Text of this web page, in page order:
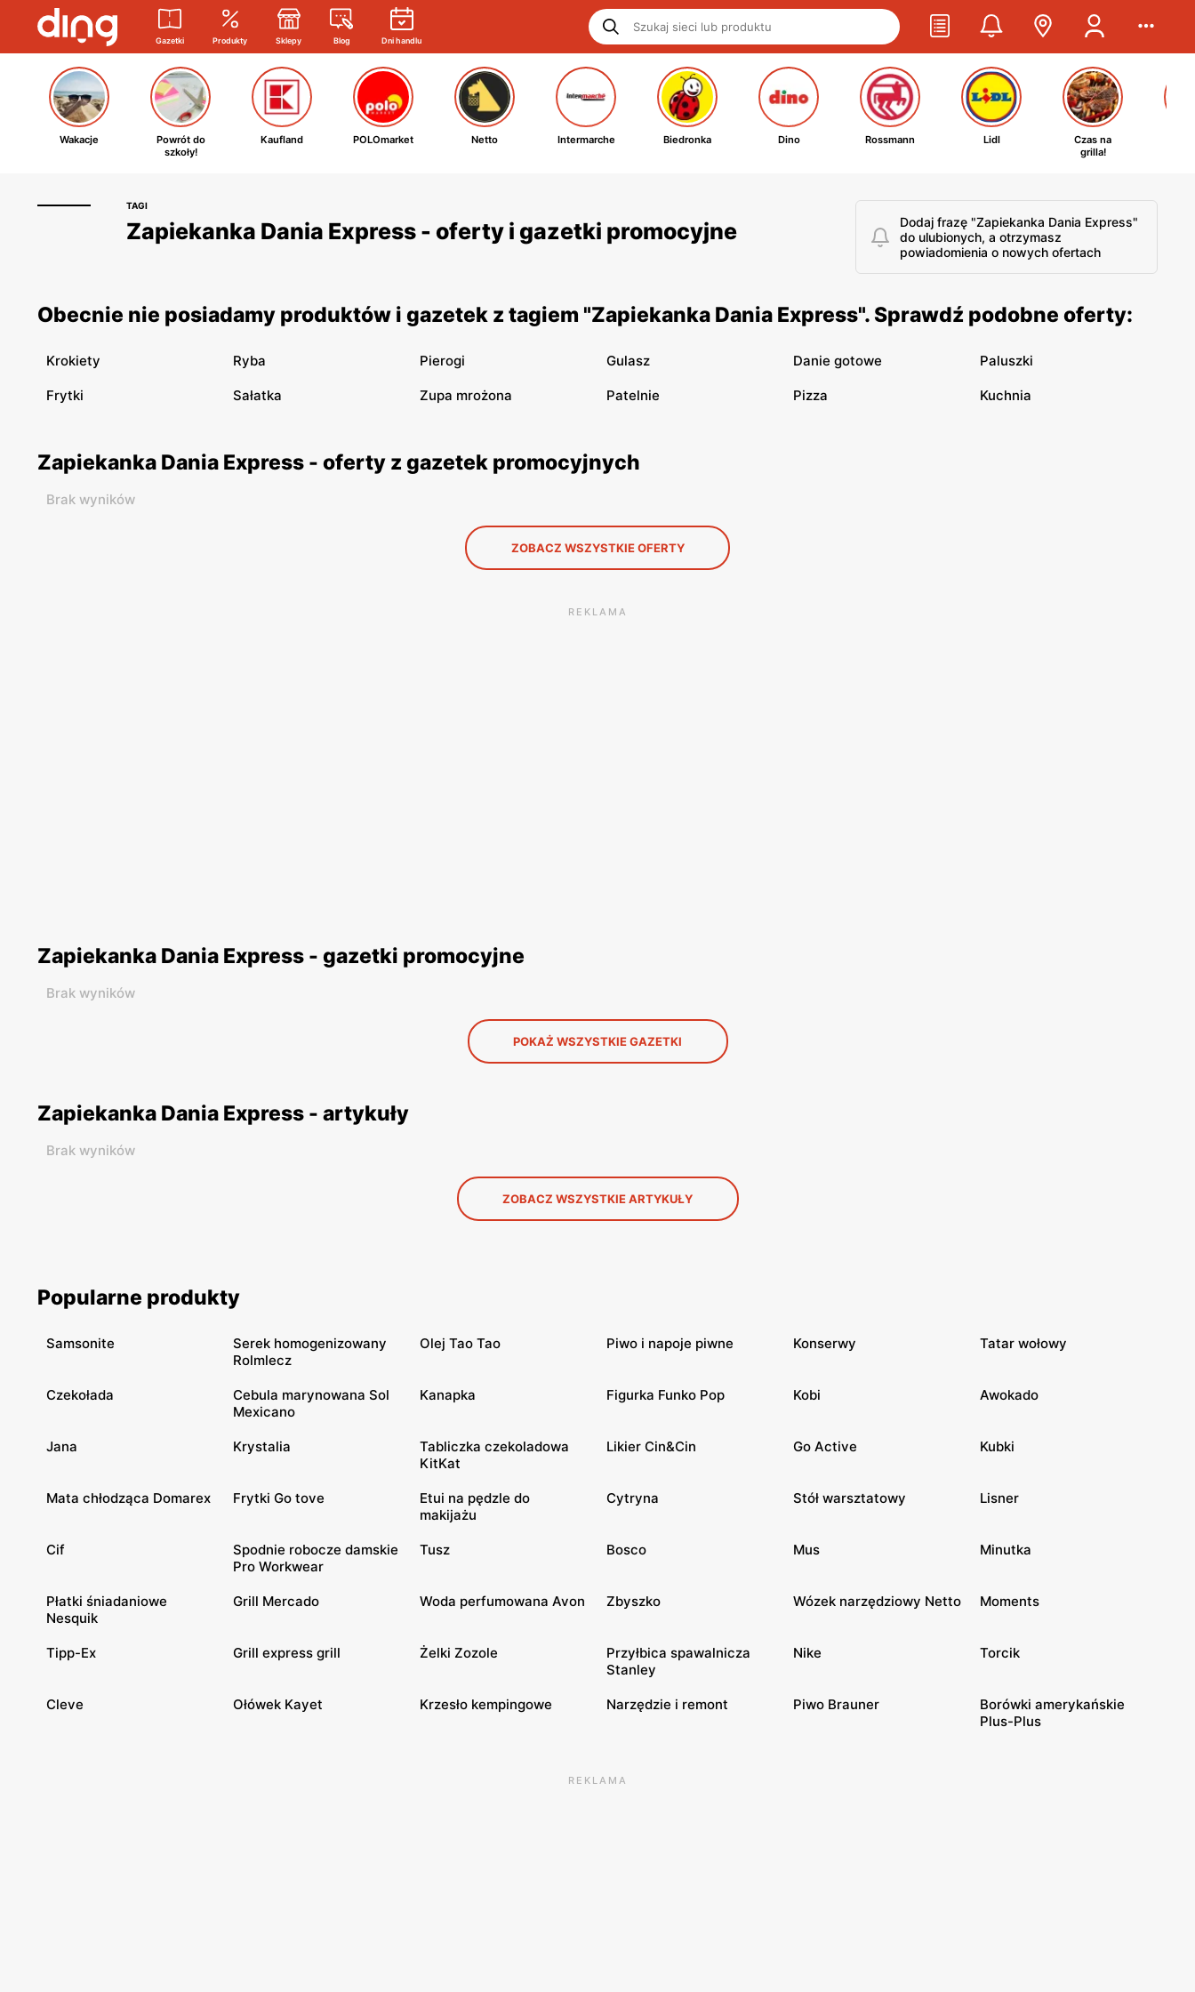
Gazetki Produkty Sklepy Blog Dni handlu
Wakacje
Powrót do
szkoły!
Kaufland POLOmarket Netto Intermarche Biedronka Dino Rossmann Lidl
Czas na
grilla!
TAGI
Zapiekanka Dania Express - oferty i gazetki promocyjne
Dodaj frazę "Zapiekanka Dania Express"
do ulubionych, a otrzymasz
powiadomienia o nowych ofertach
Obecnie nie posiadamy produktów i gazetek z tagiem "Zapiekanka Dania Express". Sprawdź podobne oferty:
Krokiety Ryba Pierogi Gulasz Danie gotowe Paluszki
Frytki Sałatka Zupa mrożona Patelnie Pizza Kuchnia
Zapiekanka Dania Express - oferty z gazetek promocyjnych
Brak wyników
ZOBACZ WSZYSTKIE OFERTY
REKLAMA
Zapiekanka Dania Express - gazetki promocyjne
Brak wyników
POKAŻ WSZYSTKIE GAZETKI
Zapiekanka Dania Express - artykuły
Brak wyników
ZOBACZ WSZYSTKIE ARTYKUŁY
Popularne produkty
Samsonite
Serek homogenizowany
Rolmlecz
Olej Tao Tao Piwo i napoje piwne Konserwy Tatar wołowy
Czekołada
Cebula marynowana Sol
Mexicano
Kanapka Figurka Funko Pop Kobi Awokado
Jana Krystalia
Tabliczka czekoladowa
KitKat
Likier Cin&Cin Go Active Kubki
Mata chłodząca Domarex Frytki Go tove
Etui na pędzle do
makijażu
Cytryna Stół warsztatowy Lisner
Cif
Spodnie robocze damskie
Pro Workwear
Tusz Bosco Mus Minutka
Płatki śniadaniowe
Nesquik
Grill Mercado Woda perfumowana Avon Zbyszko Wózek narzędziowy Netto Moments
Tipp-Ex Grill express grill Żelki Zozole
Przyłbica spawalnicza
Stanley
Nike Torcik
Cleve Ołówek Kayet Krzesło kempingowe Narzędzie i remont Piwo Brauner
Borówki amerykańskie
Plus-Plus
REKLAMA